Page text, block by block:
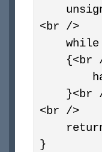
<br />
while
{<br /
hash
}<br /
<br />
return
}